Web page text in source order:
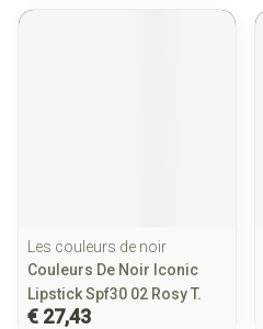
Les couleurs de noir
Couleurs De Noir Iconic
Lipstick Spf30 02 Rosy T.
€ 27,43